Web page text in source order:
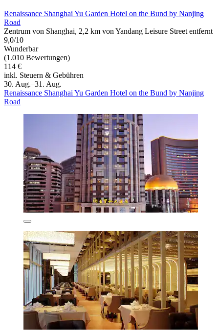
Renaissance Shanghai Yu Garden Hotel on the Bund by Nanjing
Road
Zentrum von Shanghai, 2,2 km von Yandang Leisure Street entfernt
9,0/10
Wunderbar
(1.010 Bewertungen)
114 €
inkl. Steuern & Gebühren
30. Aug.–31. Aug.
Renaissance Shanghai Yu Garden Hotel on the Bund by Nanjing
Road